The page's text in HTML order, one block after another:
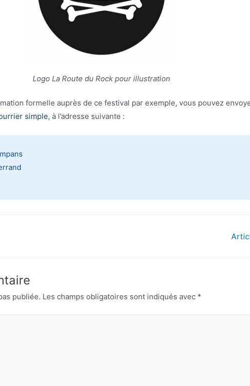
Logo La Route du Rock pour illustration
formelle auprès de ce festival par exemple, vous pouvez
simple, à l’adresse suivante :
publiée. Les champs obligatoires sont indiqués avec *